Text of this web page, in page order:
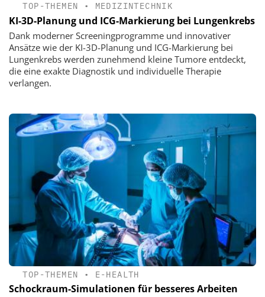
TOP-THEMEN • MEDIZINTECHNIK
KI-3D-Planung und ICG-Markierung bei Lungenkrebs
Dank moderner Screeningprogramme und innovativer
Ansätze wie der KI-3D-Planung und ICG-Markierung bei
Lungenkrebs werden zunehmend kleine Tumore entdeckt,
die eine exakte Diagnostik und individuelle Therapie
verlangen.
TOP-THEMEN • E-HEALTH
Schockraum-Simulationen für besseres Arbeiten